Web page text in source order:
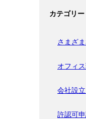
カテゴリー
さまざ
オフィ
会社設
許認可